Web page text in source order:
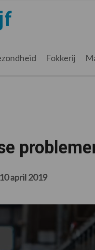
Fokkerij
10 april 2019